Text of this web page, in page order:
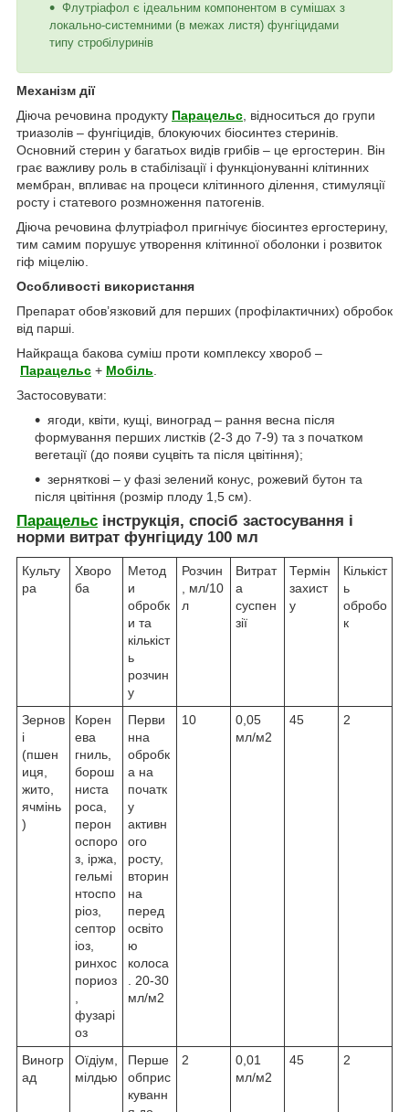
Флутріафол є ідеальним компонентом в сумішах з
локально-системними (в межах листя) фунгіцидами
типу стробілуринів
Механізм дії
Діюча речовина продукту Парацельс, відноситься до групи
триазолів – фунгіцидів, блокуючих біосинтез стеринів.
Основний стерин у багатьох видів грибів – це ергостерин. Він
грає важливу роль в стабілізації і функціонуванні клітинних
мембран, впливає на процеси клітинного ділення, стимуляції
росту і статевого розмноження патогенів.
Діюча речовина флутріафол пригнічує біосинтез ергостерину,
тим самим порушує утворення клітинної оболонки і розвиток
гіф міцелію.
Особливості використання
Препарат обов’язковий для перших (профілактичних) обробок
від парші.
Найкраща бакова суміш проти комплексу хвороб –
Парацельс + Мобіль.
Застосовувати:
ягоди, квіти, кущі, виноград – рання весна після
формування перших листків (2-3 до 7-9) та з початком
вегетації (до появи суцвіть та після цвітіння);
зерняткові – у фазі зелений конус, рожевий бутон та
після цвітіння (розмір плоду 1,5 см).
Парацельс інструкція, спосіб застосування і
норми витрат фунгіциду 100 мл
Культу
ра
Хворо
ба
Метод
и
обробк
и та
кількіст
ь
розчин
у
Розчин
, мл/10
л
Витрат
а
суспен
зії
Термін
захист
у
Кількіст
ь
обробо
к
Зернов
і
(пшен
иця,
жито,
ячмінь
)
Корен
ева
гниль,
борош
ниста
роса,
перон
оспоро
з, іржа,
гельмі
нтоспо
ріоз,
септор
іоз,
ринхос
пориоз
фузарі
оз
Перви
нна
обробк
а на
початк
у
активн
ого
росту,
вторин
на
перед
освіто
ю
колоса
. 20-30
мл/м2
10
0,05
мл/м2
45 2
Виногр
ад
Оїдіум,
мілдью
Перше
обприс
куванн
2
0,01
мл/м2
45 2